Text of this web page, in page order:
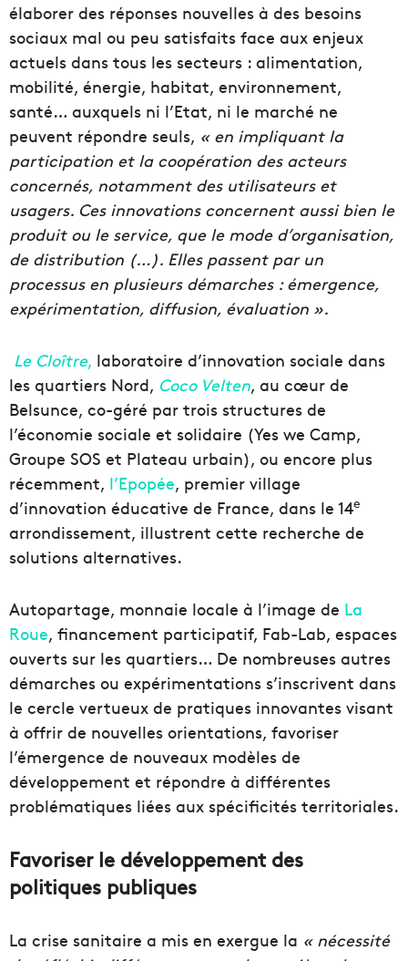
élaborer des réponses nouvelles à des besoins
sociaux mal ou peu satisfaits face aux enjeux
actuels dans tous les secteurs : alimentation,
mobilité, énergie, habitat, environnement,
santé… auxquels ni l’Etat, ni le marché ne
peuvent répondre seuls, « en impliquant la
participation et la coopération des acteurs
concernés, notamment des utilisateurs et
usagers. Ces innovations concernent aussi bien le
produit ou le service, que le mode d’organisation,
de distribution (…). Elles passent par un
processus en plusieurs démarches : émergence,
expérimentation, diffusion, évaluation ».
Le Cloître, laboratoire d’innovation sociale dans
les quartiers Nord, Coco Velten, au cœur de
Belsunce, co-géré par trois structures de
l’économie sociale et solidaire (Yes we Camp,
Groupe SOS et Plateau urbain), ou encore plus
récemment, l’Epopée, premier village
d’innovation éducative de France, dans le 14e
arrondissement, illustrent cette recherche de
solutions alternatives.
Autopartage, monnaie locale à l’image de La
Roue, financement participatif, Fab-Lab, espaces
ouverts sur les quartiers… De nombreuses autres
démarches ou expérimentations s’inscrivent dans
le cercle vertueux de pratiques innovantes visant
à offrir de nouvelles orientations, favoriser
l’émergence de nouveaux modèles de
développement et répondre à différentes
problématiques liées aux spécificités territoriales.
Favoriser le développement des
politiques publiques
La crise sanitaire a mis en exergue la « nécessité